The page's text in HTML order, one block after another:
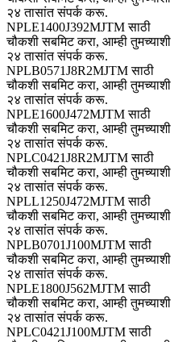
२४ तासांत संपर्क करू.
NPLE1400J392MJTM साठी
चौकशी सबमिट करा, आम्ही तुमच्याशी
२४ तासांत संपर्क करू.
NPLB0571J8R2MJTM साठी
चौकशी सबमिट करा, आम्ही तुमच्याशी
२४ तासांत संपर्क करू.
NPLE1600J472MJTM साठी
चौकशी सबमिट करा, आम्ही तुमच्याशी
२४ तासांत संपर्क करू.
NPLC0421J8R2MJTM साठी
चौकशी सबमिट करा, आम्ही तुमच्याशी
२४ तासांत संपर्क करू.
NPLL1250J472MJTM साठी
चौकशी सबमिट करा, आम्ही तुमच्याशी
२४ तासांत संपर्क करू.
NPLB0701J100MJTM साठी
चौकशी सबमिट करा, आम्ही तुमच्याशी
२४ तासांत संपर्क करू.
NPLE1800J562MJTM साठी
चौकशी सबमिट करा, आम्ही तुमच्याशी
२४ तासांत संपर्क करू.
NPLC0421J100MJTM साठी